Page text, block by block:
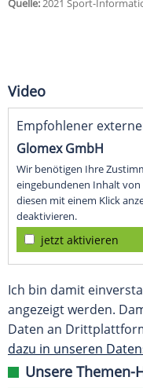
Quelle:2021 Sport-
Video
Empfohlener
Glomex GmbH
Wir benötigen Ihre
eingebundenen Inhalt von
diesen mit einem Klick
deaktivieren.
jetzt aktivieren
Ich bin damit
angezeigt werden.
Daten an
dazu in unseren
Unsere Themen-